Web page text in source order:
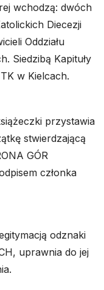
wchodzą: dwóch
Diecezji
Oddziału
Siedzibą Kapituły
w Kielcach.
przystawia
stwierdzającą
GÓR
członka
odznaki
uprawnia do jej